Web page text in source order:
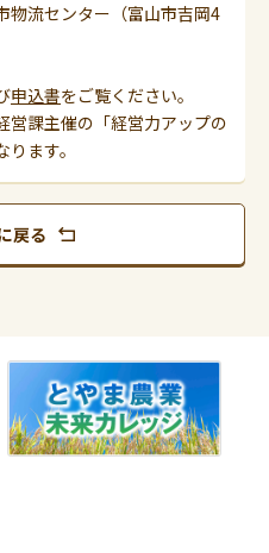
ター（富山市吉岡4
申込書をご覧ください。
課主催の「経営力アップの
ます。
戻る